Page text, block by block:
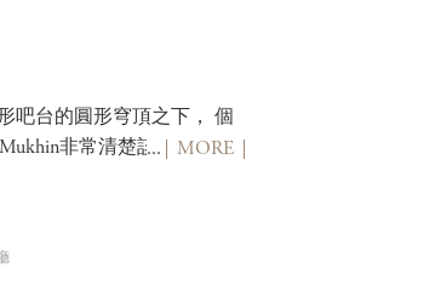
吧台的圓形穹頂之下， 個
非常清楚該在
... MORE